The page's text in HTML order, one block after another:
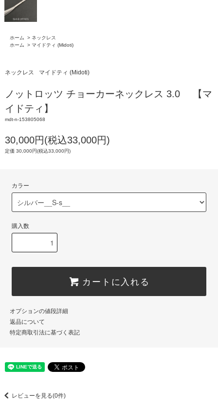
ホーム > ネックレス
ホーム
> マイドティ (Midoti)
ネックレス マイドティ (Midoti)
ノットロッツ チョーカーネックレス 3.0 【マ
イドティ】
mdt-n-153805068
30,000円(税込33,000円)
定価 30,000円(税込33,000円)
カラー
購入数
カートに入れる
オプションの値段詳細
返品について
特定商取引法に基づく表記
レビューを見る(0件)